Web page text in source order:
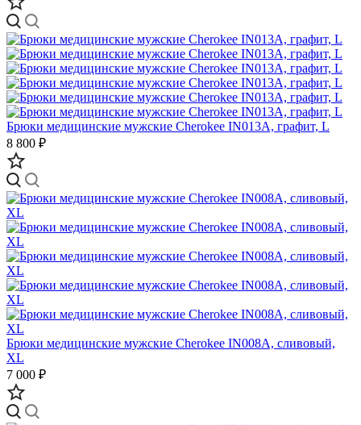
Брюки медицинские мужские Cherokee IN013A, графит, L
8 800 ₽
Брюки медицинские мужские Cherokee IN008A, сливовый,
XL
7 000 ₽